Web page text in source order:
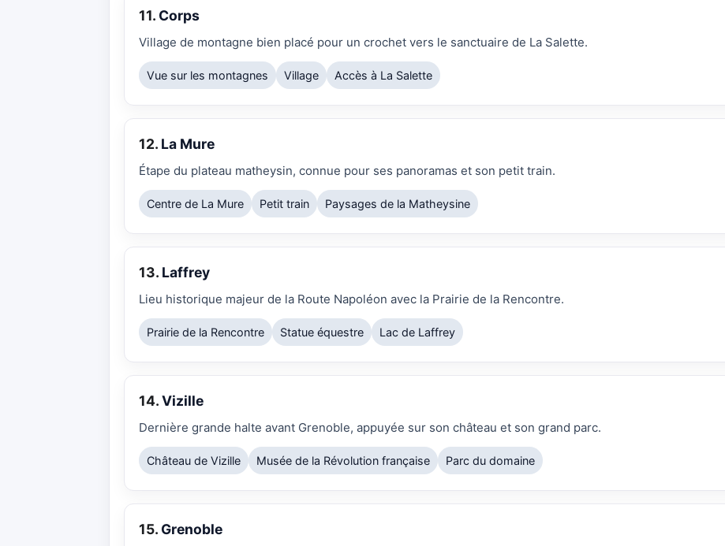
11. Corps
Village de montagne bien placé pour un crochet vers le sanctuaire de La Salette.
Vue sur les montagnes Village Accès à La Salette
12. La Mure
Étape du plateau matheysin, connue pour ses panoramas et son petit train.
Centre de La Mure Petit train Paysages de la Matheysine
13. Laffrey
Lieu historique majeur de la Route Napoléon avec la Prairie de la Rencontre.
Prairie de la Rencontre Statue équestre Lac de Laffrey
14.Vizille
Dernière grande halte avant Grenoble, appuyée sur son château et son grand parc.
Château de Vizille Musée de la Révolution française Parc du domaine
15. Grenoble